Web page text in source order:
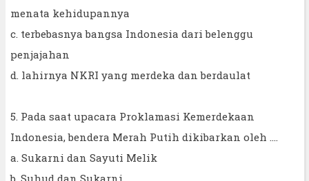
menata kehidupannya
c. terbebasnya bangsa Indonesia dari belenggu
penjajahan
d. lahirnya NKRI yang merdeka dan berdaulat
5. Pada saat upacara Proklamasi Kemerdekaan
Indonesia, bendera Merah Putih dikibarkan oleh ....
a. Sukarni dan Sayuti Melik
b. Suhud dan Sukarni